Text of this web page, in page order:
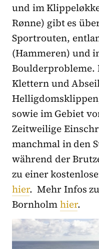
und im
Rønne) gibt es
Sportrouten,
(Hammeren) und
Boulderprobleme.
Klettern und
sowie im Gebiet
Zeitweilige
manchmal in den
während der
zu einer
hier. Mehr Infos
Bornholmhier.